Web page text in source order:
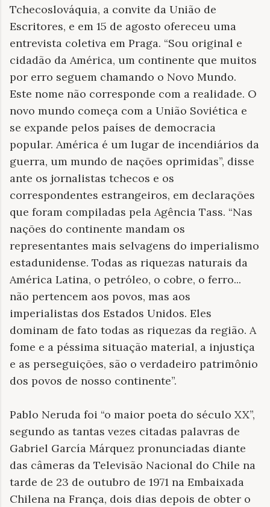
Tchecoslováquia, a convite da União de
Escritores, e em 15 de agosto ofereceu uma
entrevista coletiva em Praga. “Sou original e
cidadão da América, um continente que muitos
por erro seguem chamando o Novo Mundo.
Este nome não corresponde com a realidade. O
novo mundo começa com a União Soviética e
se expande pelos países de democracia
popular. América é um lugar de incendiários da
guerra, um mundo de nações oprimidas”, disse
ante os jornalistas tchecos e os
correspondentes estrangeiros, em declarações
que foram compiladas pela Agência Tass. “Nas
nações do continente mandam os
representantes mais selvagens do imperialismo
estadunidense. Todas as riquezas naturais da
América Latina, o petróleo, o cobre, o ferro...
não pertencem aos povos, mas aos
imperialistas dos Estados Unidos. Eles
dominam de fato todas as riquezas da região. A
fome e a péssima situação material, a injustiça
e as perseguições, são o verdadeiro patrimônio
dos povos de nosso continente”.
Pablo Neruda foi “o maior poeta do século XX”,
segundo as tantas vezes citadas palavras de
Gabriel García Márquez pronunciadas diante
das câmeras da Televisão Nacional do Chile na
tarde de 23 de outubro de 1971 na Embaixada
Chilena na França, dois dias depois de obter o